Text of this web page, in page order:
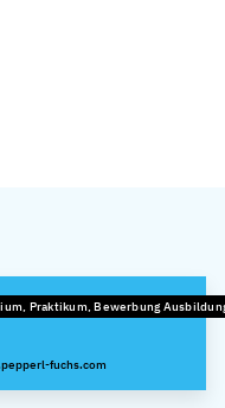
Praktikum, Bewerbung
fuchs.com